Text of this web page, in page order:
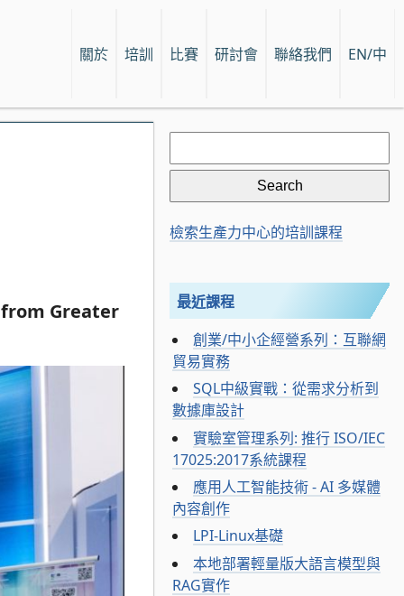
關於 培訓 比賽 研討會 聯絡我們 EN/中
from Greater
Search
for:
檢索生產力中心的培訓課程
最近課程
創業/中小企經營系列：互聯網
貿易實務
SQL中級實戰：從需求分析到
數據庫設計
實驗室管理系列: 推行 ISO/IEC
17025:2017系統課程
應用人工智能技術 - AI 多媒體
內容創作
LPI-Linux基礎
本地部署輕量版大語言模型與
RAG實作